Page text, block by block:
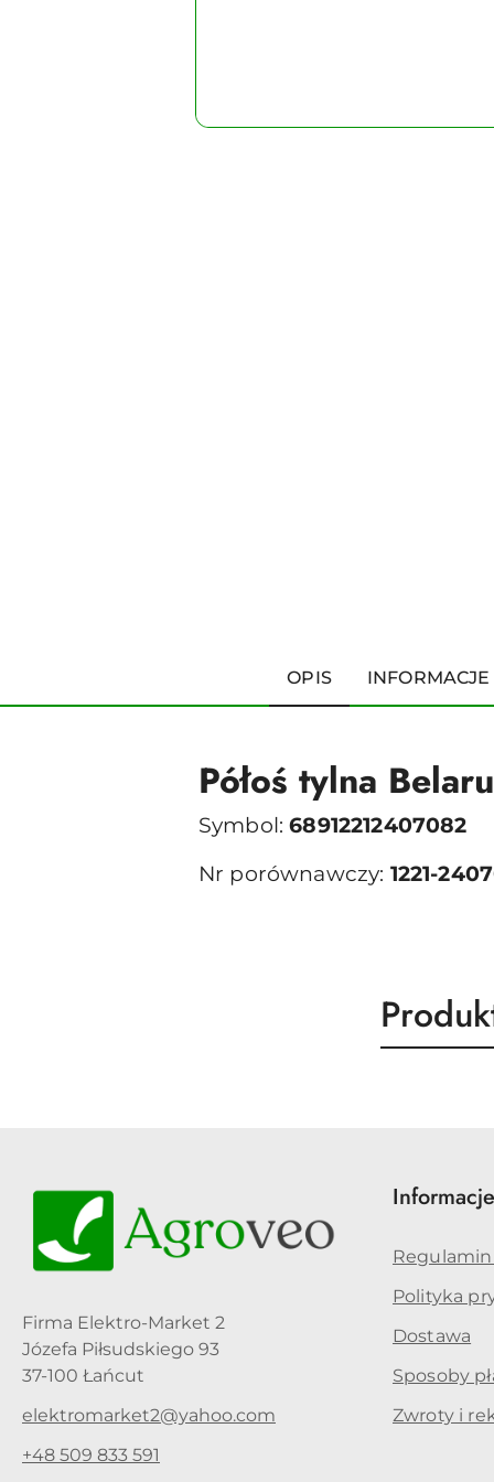
OPIS
Półoś tylna
Symbol:68912212407082
Nr porównawczy: 1221-
o
Firma Elektro-Market 2
Józefa Piłsudskiego 93
37-100 Łańcut
elektromarket2@yahoo.com
+48 509 833 591
Informacje
Polityka
Dostawa
Sposoby
Zwroty i